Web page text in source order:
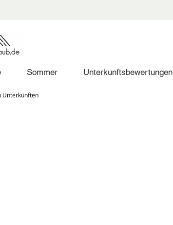
Sommer Unterkunftsbewertungen
Unterkünften